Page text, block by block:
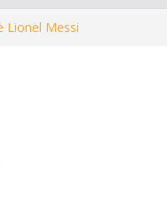
Lionel Messi
de maniobra y la
máxima prioridad
Argentino de Golf
de 20 competidores